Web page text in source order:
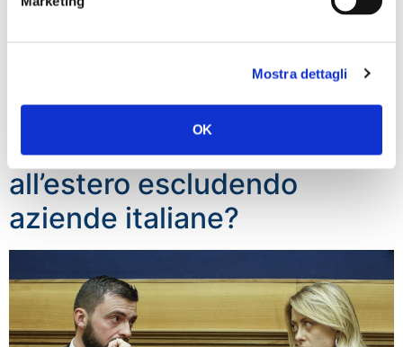
Mostra dettagli
OK
più ingombrante dei giganti del web sarà positivo. La
Reddito cittadinanza,
Rizzetto: Perchè Governo
ha acquistato software
all’estero escludendo
aziende italiane?